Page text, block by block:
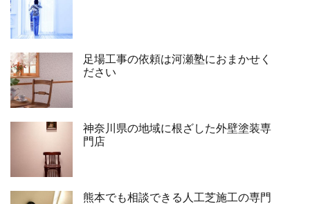
足場工事の依頼は河瀬塾におまかせく
ださい
神奈川県の地域に根ざした外壁塗装専
門店
熊本でも相談できる人工芝施工の専門